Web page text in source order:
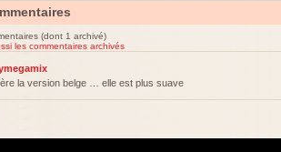
(dont 1 archivé)
les commentaires archivés
la version belge … elle est plus suave